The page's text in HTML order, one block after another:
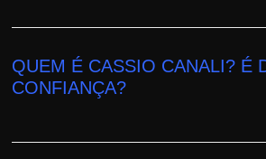
QUEM É CASSIO CANALI? É
CONFIANÇA?